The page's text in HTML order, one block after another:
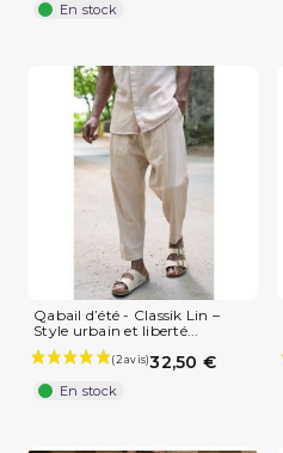
En stock
Qabail d’été - Classik Lin –
Style urbain et liberté...
32,50 €
En stock